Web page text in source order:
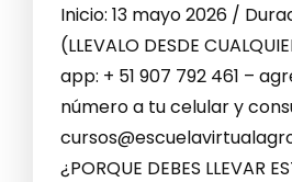
Inicio: 13 mayo 2026 /
(LLEVALO DESDE
app: + 51 907 792 461 –
número a tu celular y
¿PORQUE DEBES LLEVAR